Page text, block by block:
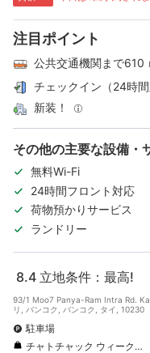
注目ポイント
公共交通機関まで610
チェックイン（24時間
新装！
その他の主要な設備・
無料Wi-Fi
24時間フロント対応
荷物預かりサービス
ランドリー
8.4 立地条件：最高!
93/1 Moo7 Panya-Ram Intra Rd.
リ, バンコク, バンコク, タイ, 10230
駐車場
チャトチャック ウィークエンドマーケット